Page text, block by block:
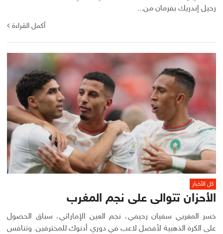
رحيل إندريك بفرمان من...
أكمل القراءة
كل الأخبار
الأحزان تتوالى على نجم المغرب
خسر المغربي سفيان رحيمي، نجم العين الإماراتي، سباق الحصول
على الكرة الذهبية لأفضل لاعب في دوري أدنوك للمحترفين. وتنافس